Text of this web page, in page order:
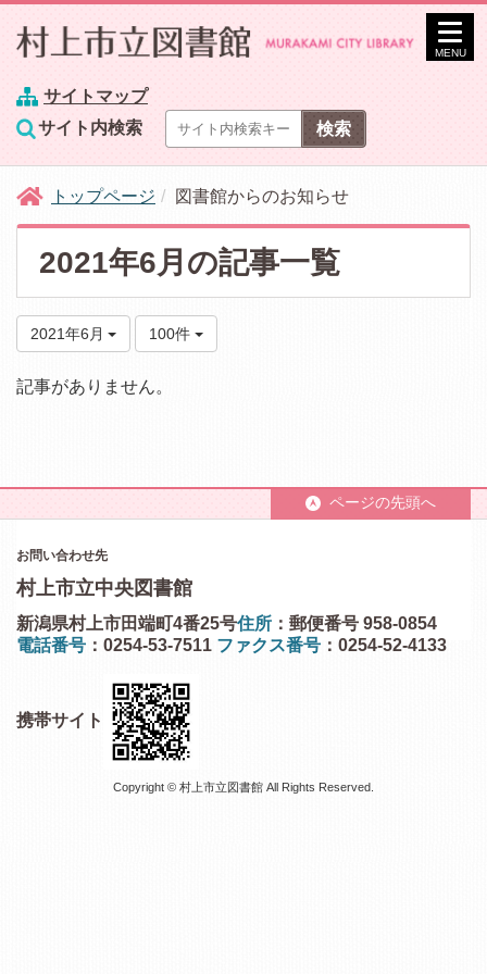
サイトマップ
サイト内検索
MENU
トップページ 図書館からのお知らせ
2021年6月の記事一覧
2021年6月 100件
記事がありません。
ページの先頭へ
お問い合わせ先
村上市立中央図書館
住所 ：郵便番号 958-0854
新潟県村上市田端町4番25号
電話番号 ：0254-53-7511 ファクス番号 ：0254-52-4133
携帯サイト
Copyright © 村上市立図書館 All Rights Reserved.